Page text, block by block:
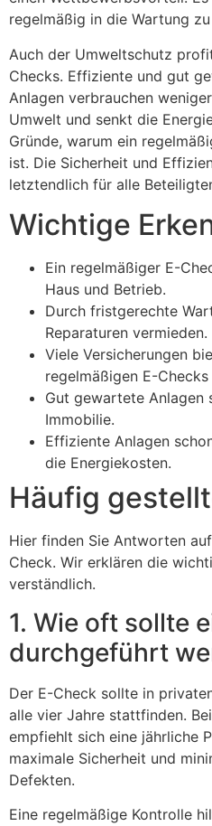
regelmäßig in die Wartung
Auch der Umweltschutz
Checks. Effiziente und gut
Anlagen verbrauchen
Umwelt und senkt die
Gründe, warum ein
ist. Die Sicherheit und
letztendlich für alle
Wichtige
Ein regelmäßiger E-
Haus und Betrieb.
Durch fristgerechte
Reparaturen vermieden.
Viele Versicherungen
regelmäßigen E-Checks
Gut gewartete Anlagen
Immobilie.
Effiziente Anlagen
die Energiekosten.
Häufig
Hier finden Sie Antworten
Check. Wir erklären die
verständlich.
1. Wie oft sollte
durchgeführt
Der E-Check sollte in
alle vier Jahre stattfinden.
empfiehlt sich eine jährliche
maximale Sicherheit und
Defekten.
Eine regelmäßige Kontrolle